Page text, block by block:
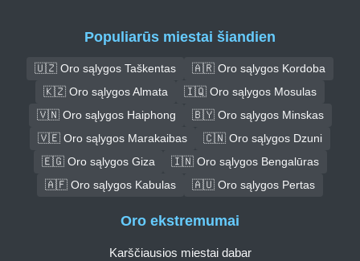
Populiarūs miestai šiandien
🇺🇿 Oro sąlygos Taškentas
🇦🇷 Oro sąlygos Kordoba
🇰🇿 Oro sąlygos Almata
🇮🇶 Oro sąlygos Mosulas
🇻🇳 Oro sąlygos Haiphong
🇧🇾 Oro sąlygos Minskas
🇻🇪 Oro sąlygos Marakaibas
🇨🇳 Oro sąlygos Dzuni
🇪🇬 Oro sąlygos Giza
🇮🇳 Oro sąlygos Bengalūras
🇦🇫 Oro sąlygos Kabulas
🇦🇺 Oro sąlygos Pertas
Oro ekstremumai
Karščiausios miestai dabar